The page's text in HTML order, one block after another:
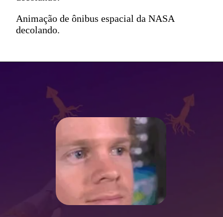
Animação de ônibus espacial da NASA
decolando.